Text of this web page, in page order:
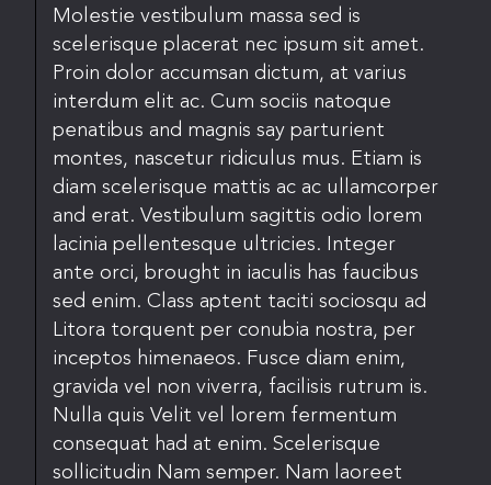
Molestie vestibulum massa sed is
scelerisque placerat nec ipsum sit amet.
Proin dolor accumsan dictum, at varius
interdum elit ac. Cum sociis natoque
penatibus and magnis say parturient
montes, nascetur ridiculus mus. Etiam is
diam scelerisque mattis ac ac ullamcorper
and erat. Vestibulum sagittis odio lorem
lacinia pellentesque ultricies. Integer
ante orci, brought in iaculis has faucibus
sed enim. Class aptent taciti sociosqu ad
Litora torquent per conubia nostra, per
inceptos himenaeos. Fusce diam enim,
gravida vel non viverra, facilisis rutrum is.
Nulla quis Velit vel lorem fermentum
consequat had at enim. Scelerisque
sollicitudin Nam semper. Nam laoreet